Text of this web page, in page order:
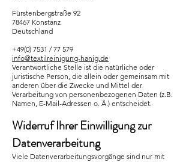
Fürstenbergstraße 92
78467 Konstanz
Deutschland
+49(0) 7531 / 77 579
info@textilreinigung-hanig.de
Verantwortliche Stelle ist die natürliche oder
juristische Person, die allein oder gemeinsam mit
anderen über die Zwecke und Mittel der
Verarbeitung von personenbezogenen Daten (z.B.
Namen, E-Mail-Adressen o. Ä.) entscheidet.
Widerruf Ihrer Einwilligung zur
Datenverarbeitung
Viele Datenverarbeitungsvorgänge sind nur mit